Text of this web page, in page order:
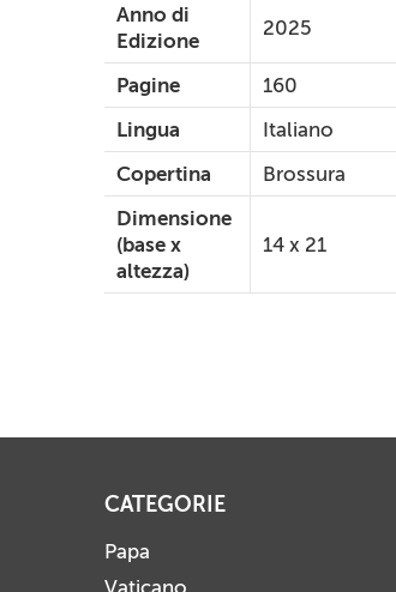
Anno di
Edizione
2025
Pagine
160
Lingua
Italiano
Copertina
Brossura
Dimensione
(base x
altezza)
14 x 21
CATEGORIE
Papa
Vaticano